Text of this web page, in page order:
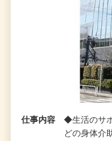
仕事内容
◆生活のサ
どの身体介